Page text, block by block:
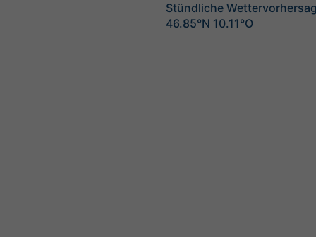
Stündliche
46.85°N 10.11°O